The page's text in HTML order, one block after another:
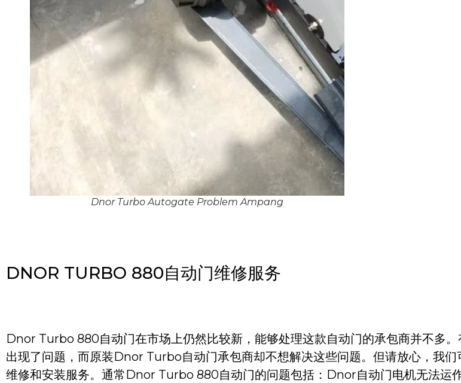
Dnor Turbo Autogate Problem Ampang
DNOR TURBO 880自动门维修服务
Dnor Turbo 880自动门在市场上仍然比较新，能够处理这款自动门的承包商并不多
出现了问题，而原装Dnor Turbo自动门承包商却不想解决这些问题。但请放心，我
维修和安装服务。通常Dnor Turbo 880自动门的问题包括：Dnor自动门电机无法运